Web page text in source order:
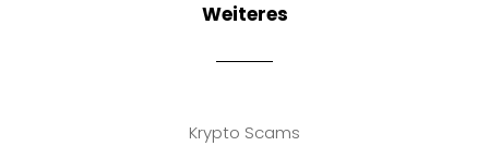
Weiteres
Krypto Scams